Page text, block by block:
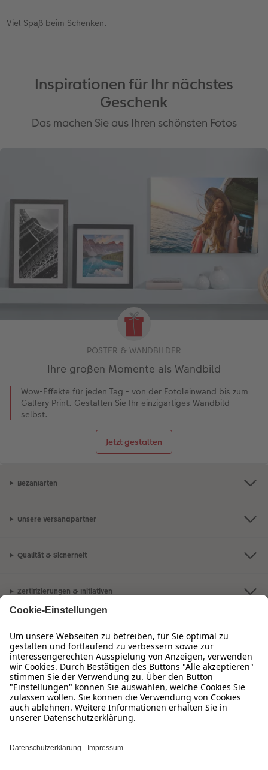
Viel Spaß beim Schenken.
Inspirationen für Ihr nächstes
Geschenk
Das machen Sie aus Ihren schönsten Fotos
POSTER & WANDBILDER
Ihre großen Momente als Wandbild
Wow-Effekte für jeden Tag - von der Fotoleinwand bis zum
Gallery Print. Gestalten Sie Ihr einzigartiges Wandbild
selbst.
Jetzt gestalten
Bezahlarten
Unsere Versandpartner
Qualität & Sicherheit
Zertifizierungen & Initiativen
Sortiment
Service